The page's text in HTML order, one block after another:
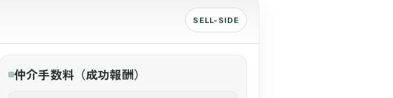
SELL-SIDE
仲介手数料（成功報酬）